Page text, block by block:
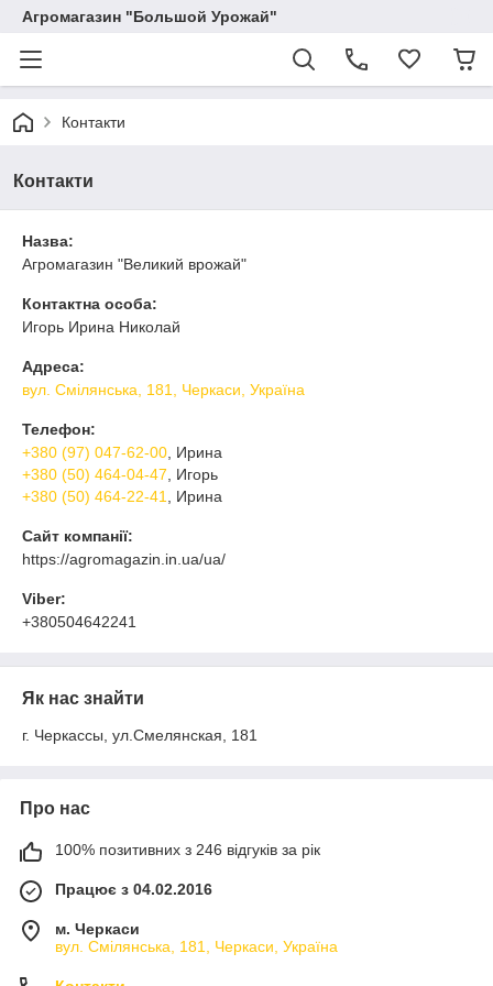
Агромагазин "Большой Урожай"
Контакти
Контакти
Назва:
Агромагазин "Великий врожай"
Контактна особа:
Игорь Ирина Николай
Адреса:
вул. Смілянська, 181, Черкаси, Україна
Телефон:
+380 (97) 047-62-00 , Ирина
+380 (50) 464-04-47 , Игорь
+380 (50) 464-22-41
, Ирина
Сайт компанії:
https://agromagazin.in.ua/ua/
Viber:
+380504642241
Як нас знайти
г. Черкассы, ул.Смелянская, 181
Про нас
100% позитивних з 246 відгуків за рік
Працює з 04.02.2016
м. Черкаси
вул. Смілянська, 181, Черкаси, Україна